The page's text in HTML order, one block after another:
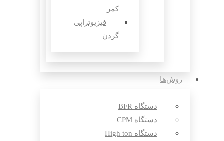
کمر
فیزیوتراپی
گردن
روش‌ها
دستگاه BFR
دستگاه CPM
دستگاه High ton